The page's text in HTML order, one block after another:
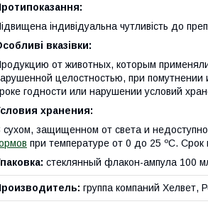
індивідуальна чутливість до
вказівки:
от животных, которым
целостностью, при
годности или нарушении условий
хранения:
сухом, защищенном от света и
при температуре от 0 до 25 ºС.
стеклянный флакон-ампула 100
группа компаний